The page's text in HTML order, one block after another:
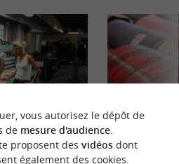
Séjours /
vous autorisez le dépôt de
de mesure d'audience.
proposent des vidéosdont
également des cookies.